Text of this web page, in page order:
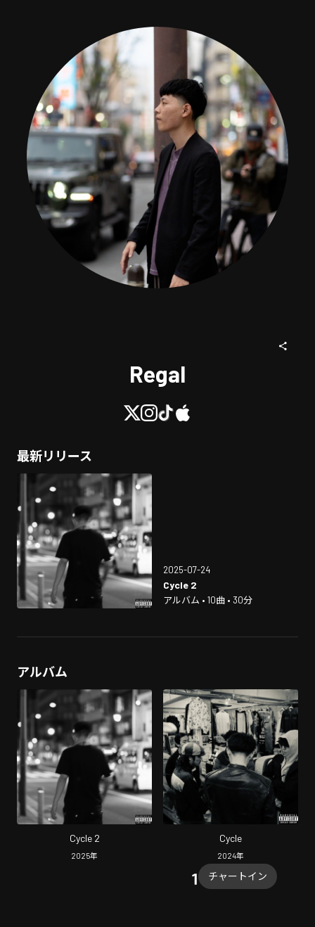
Regal
最新リリース
2025-07-24
Cycle 2
アルバム • 10曲 • 30分
アルバム
Cycle 2
2025年
Cycle
2024年
チャートイン